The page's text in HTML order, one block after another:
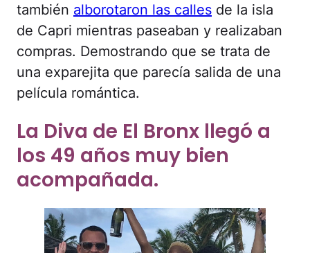
también alborotaron las calles de la isla
de Capri mientras paseaban y realizaban
compras. Demostrando que se trata de
una exparejita que parecía salida de una
película romántica.
La Diva de El Bronx llegó a
los 49 años muy bien
acompañada.